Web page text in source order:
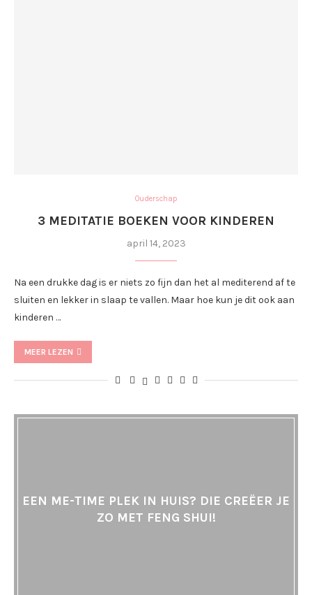
Ouderschap
3 MEDITATIE BOEKEN VOOR KINDEREN
april 14, 2023
Na een drukke dag is er niets zo fijn dan het al mediterend af te
sluiten en lekker in slaap te vallen. Maar hoe kun je dit ook aan
kinderen …
MEER LEZEN
EEN ME-TIME PLEK IN HUIS? DIE CREËER JE
ZO MET FENG SHUI!